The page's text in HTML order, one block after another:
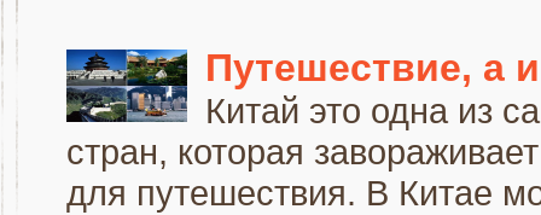
Путешествие, а
Китай это одна из
стран, которая
для путешествия. В Китае